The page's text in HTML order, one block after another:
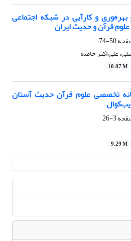
بهره‌وری و کارآیی در شبکه اجتماعی
قرآن و حدیث ایران
50-74
علی اکبر خاصه
10.87 M
تخصصی علوم قرآن حدیث آستان
3-26
9.29 M